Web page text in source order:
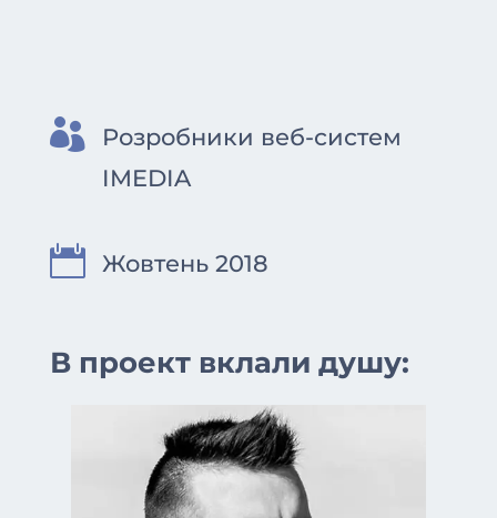

Розробники веб-систем
IMEDIA
 Жовтень 2018
В проект вклали душу: